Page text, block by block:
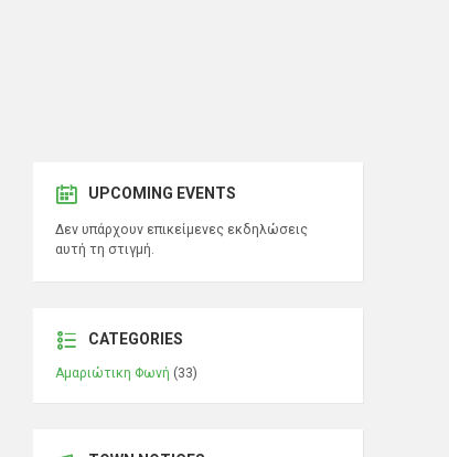
UPCOMING EVENTS
Δεν υπάρχουν επικείμενες εκδηλώσεις
αυτή τη στιγμή.
CATEGORIES
Αμαριώτικη Φωνή (33)